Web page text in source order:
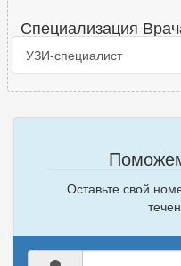
Специализация
УЗИ-специалист
Оставьте свой